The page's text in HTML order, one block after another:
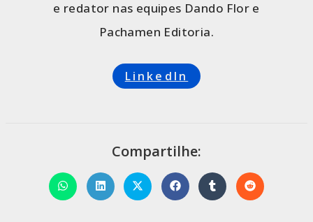
e redator nas equipes Dando Flor e
Pachamen Editoria.
LinkedIn
Compartilhe: